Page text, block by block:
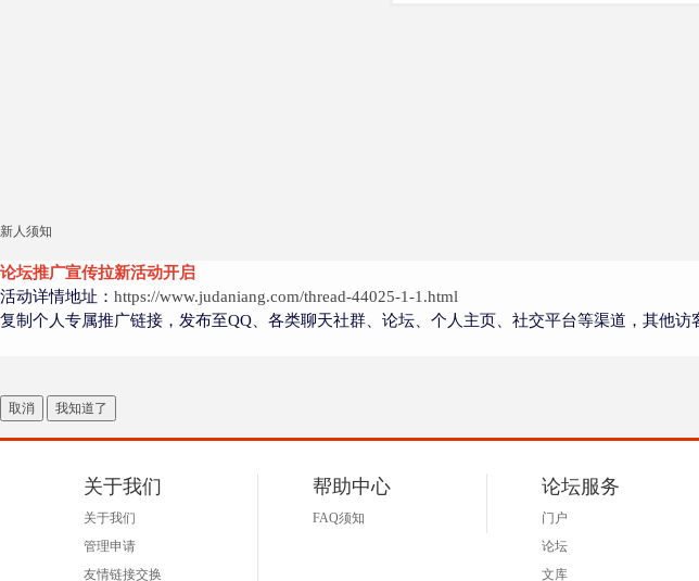
新人须知
论坛推广宣传拉新活动开启
活动详情地址： https://www.judaniang.com/thread-44025-1-1.html
复制个人专属推广链接，发布至QQ、各类聊天社群、论坛、个人主页、社交平台等渠道，其他
取消 我知道了
关于我们
关于我们
管理申请
友情链接交换
帮助中心
FAQ须知
论坛服务
门户
论坛
文库